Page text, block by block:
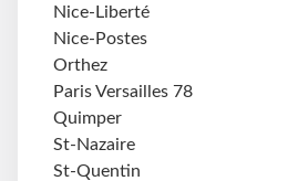
Nice-Liberté
Nice-Postes
Orthez
Paris Versailles 78
Quimper
St-Nazaire
St-Quentin